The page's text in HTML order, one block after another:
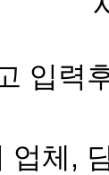
입력
업체,